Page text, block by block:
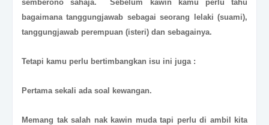
semberono sahaja. Sebelum kawin kamu perlu tahu
bagaimana tanggungjawab sebagai seorang lelaki (suami),
tanggungjawab perempuan (isteri) dan sebagainya.
Tetapi kamu perlu bertimbangkan isu ini juga :
Pertama sekali ada soal kewangan.
Memang tak salah nak kawin muda tapi perlu di ambil kita